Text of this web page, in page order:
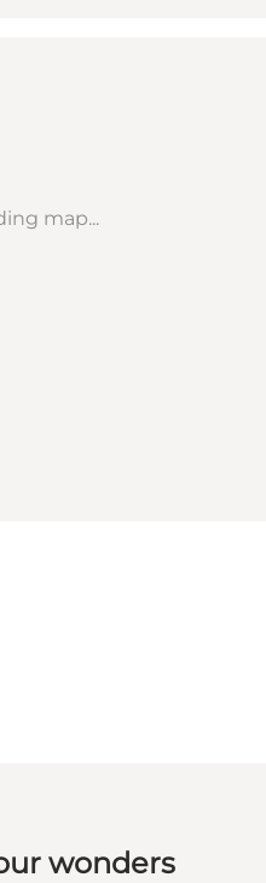
map...
wonders